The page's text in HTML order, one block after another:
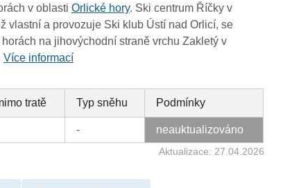
v oblastiOrlické hory. Ski centrum Říčky v
vlastní a provozuje Ski klub Ústí nad Orlicí, se
na jihovýchodní straně vrchu Zakletý v
Více informací
tratě Typ sněhu Podmínky
- neauktualizováno
Aktualizace: 27.04.2026